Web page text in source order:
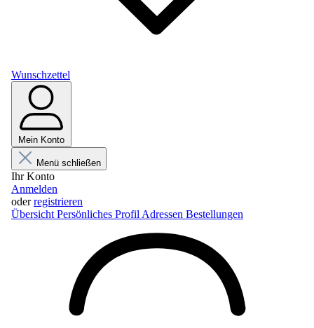
Wunschzettel
Mein Konto
Menü schließen
Ihr Konto
Anmelden
oderregistrieren
Übersicht Persönliches Profil Adressen Bestellungen